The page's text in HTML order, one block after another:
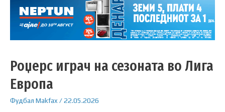
Роџерс играч на сезоната во Лига
Европа
Фудбал Makfax /22.05.2026